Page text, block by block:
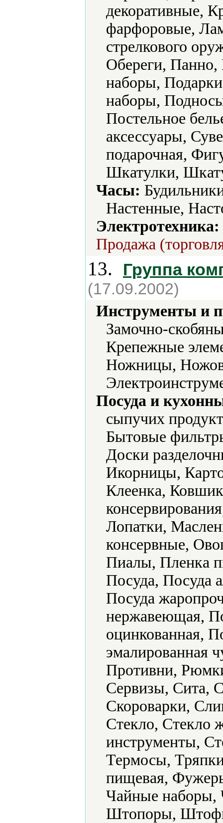
декоративные,
фарфоровые,
стрелкового
Обереги,
наборы,
наборы,
Постельное
аксессуары,
подарочная,
Шкатулки,
Часы:
Настенные,
Электротехника:
Продажа
13. Группа
(17.09.2002)
Инструменты и
Замочно-
Крепежные
Ножницы,
Посуда и
сыпучих
Бытовые
Доски
Икорницы,
Клеенка,
Лопатки,
консервные,
Пиалы, Пленка
Посуда, Посуда
Посуда
нержавеющая,
оцинкованная,
эмалированная
Противни,
Сервизы, Сита,
Скороварки,
Стекло, Стекло
инструменты,
Термосы,
пищевая,
Чайные
Штопоры,